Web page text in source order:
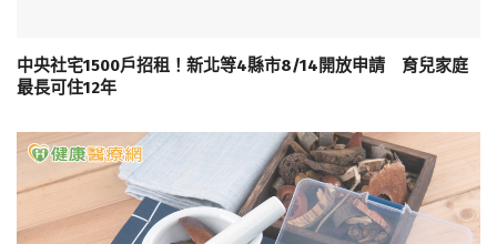
中央社宅1500戶招租！新北等4縣市8/14開放申請 育兒家庭
最長可住12年